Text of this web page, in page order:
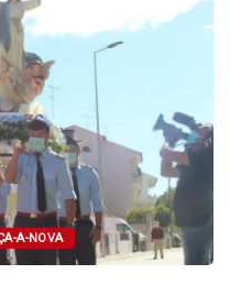
A-NOVA